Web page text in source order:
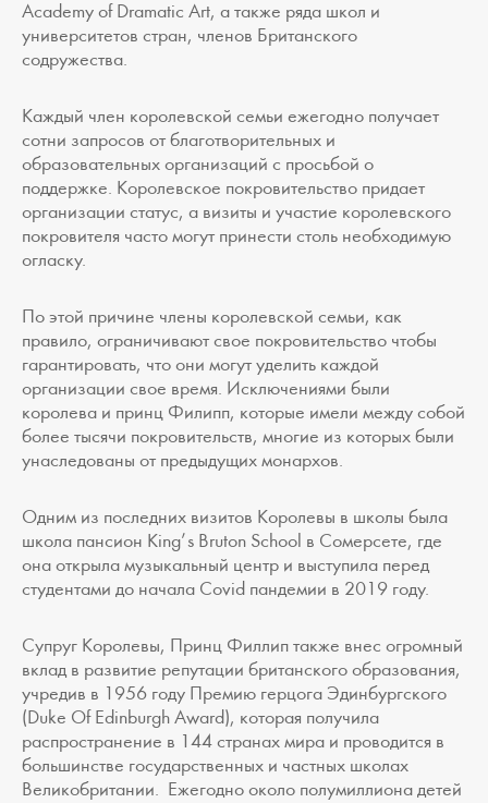
Academy of Dramatic Art, а также ряда школ и
университетов стран, членов Британского
содружества.
Каждый член королевской семьи ежегодно получает
сотни запросов от благотворительных и
образовательных организаций с просьбой о
поддержке. Королевское покровительство придает
организации статус, а визиты и участие королевского
покровителя часто могут принести столь необходимую
огласку.
По этой причине члены королевской семьи, как
правило, ограничивают свое покровительство чтобы
гарантировать, что они могут уделить каждой
организации свое время. Исключениями были
королева и принц Филипп, которые имели между собой
более тысячи покровительств, многие из которых были
унаследованы от предыдущих монархов.
Одним из последних визитов Королевы в школы была
школа пансион King’s Bruton School в Сомерсете, где
она открыла музыкальный центр и выступила перед
студентами до начала Covid пандемии в 2019 году.
Супруг Королевы, Принц Филлип также внес огромный
вклад в развитие репутации британского образования,
учредив в 1956 году Премию герцога Эдинбургского
(Duke Of Edinburgh Award), которая получила
распространение в 144 странах мира и проводится в
большинстве государственных и частных школах
Великобритании. Ежегодно около полумиллиона детей